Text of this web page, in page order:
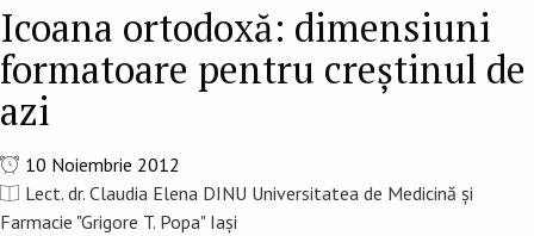
Icoana ortodoxă: dimensiuni
formatoare pentru creştinul de
azi
10 Noiembrie 2012
Lect. dr. Claudia Elena DINU Universitatea de Medicină și
Farmacie "Grigore T. Popa" Iași